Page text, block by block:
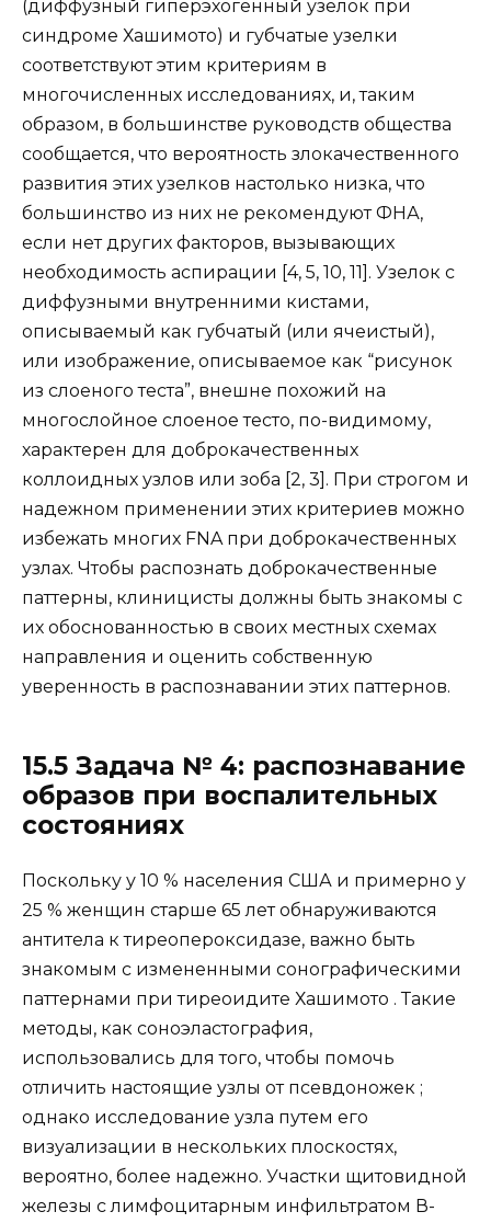
(диффузный гиперэхогенный узелок при
синдроме Хашимото) и губчатые узелки
соответствуют этим критериям в
многочисленных исследованиях, и, таким
образом, в большинстве руководств общества
сообщается, что вероятность злокачественного
развития этих узелков настолько низка, что
большинство из них не рекомендуют ФНА,
если нет других факторов, вызывающих
необходимость аспирации [4, 5, 10, 11]. Узелок с
диффузными внутренними кистами,
описываемый как губчатый (или ячеистый),
или изображение, описываемое как “рисунок
из слоеного теста”, внешне похожий на
многослойное слоеное тесто, по-видимому,
характерен для доброкачественных
коллоидных узлов или зоба [2, 3]. При строгом и
надежном применении этих критериев можно
избежать многих FNA при доброкачественных
узлах. Чтобы распознать доброкачественные
паттерны, клиницисты должны быть знакомы с
их обоснованностью в своих местных схемах
направления и оценить собственную
уверенность в распознавании этих паттернов.
15.5 Задача № 4: распознавание
образов при воспалительных
состояниях
Поскольку у 10 % населения США и примерно у
25 % женщин старше 65 лет обнаруживаются
антитела к тиреопероксидазе, важно быть
знакомым с измененными сонографическими
паттернами при тиреоидите Хашимото . Такие
методы, как соноэластография,
использовались для того, чтобы помочь
отличить настоящие узлы от псевдоножек ;
однако исследование узла путем его
визуализации в нескольких плоскостях,
вероятно, более надежно. Участки щитовидной
железы с лимфоцитарным инфильтратом В-